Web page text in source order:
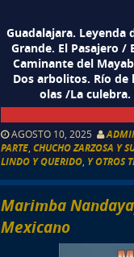
Guadalajara. Leyenda
Grande. El Pasajero /
Caminante del
Dos arbolitos. Río de
olas /La
AGOSTO 10, 2025
PARTE,CHUCHO ZARZOSA Y
LINDO Y QUERIDO, Y OTROS
Marimba
Mexicano